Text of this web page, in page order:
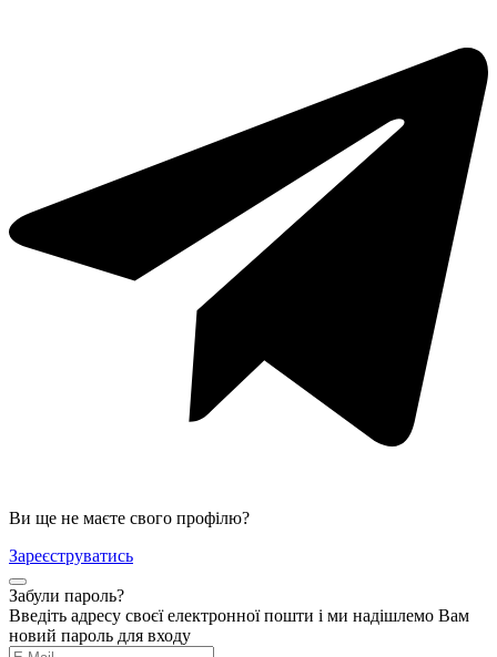
Ви ще не маєте свого профілю?
Зареєструватись
Забули пароль?
Введіть адресу своєї електронної пошти і ми надішлемо Вам
новий пароль для входу